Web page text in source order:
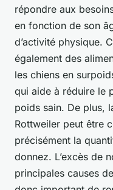
répondre aux
en fonction de son
d’activité physique.
également des
les chiens en
qui aide à réduire le
poids sain. De plus,
Rottweiler peut être
précisément la
donnez. L’excès de
principales causes